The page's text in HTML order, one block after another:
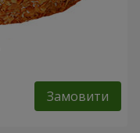
Замовити